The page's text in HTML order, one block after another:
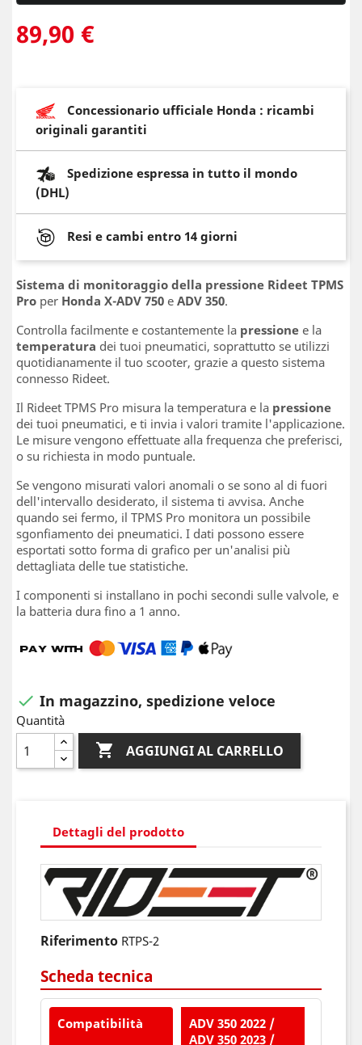
89,90 €
Concessionario ufficiale Honda : ricambi
originali garantiti
Spedizione espressa in tutto il mondo
(DHL)
Resi e cambi entro 14 giorni
Sistema di monitoraggio della pressione Rideet TPMS
Pro per Honda X-ADV 750 e ADV 350.
Controlla facilmente e costantemente la pressione e la
temperatura dei tuoi pneumatici, soprattutto se utilizzi
quotidianamente il tuo scooter, grazie a questo sistema
connesso Rideet.
Il Rideet TPMS Pro misura la temperatura e la pressione
dei tuoi pneumatici, e ti invia i valori tramite l'applicazione.
Le misure vengono effettuate alla frequenza che preferisci,
o su richiesta in modo puntuale.
Se vengono misurati valori anomali o se sono al di fuori
dell'intervallo desiderato, il sistema ti avvisa. Anche
quando sei fermo, il TPMS Pro monitora un possibile
sgonfiamento dei pneumatici. I dati possono essere
esportati sotto forma di grafico per un'analisi più
dettagliata delle tue statistiche.
I componenti si installano in pochi secondi sulle valvole, e
la batteria dura fino a 1 anno.
 In magazzino, spedizione veloce
Quantità
 AGGIUNGI AL CARRELLO
Dettagli del prodotto
Riferimento RTPS-2
Scheda tecnica
Compatibilità
ADV 350 2022 /
ADV 350 2023 /